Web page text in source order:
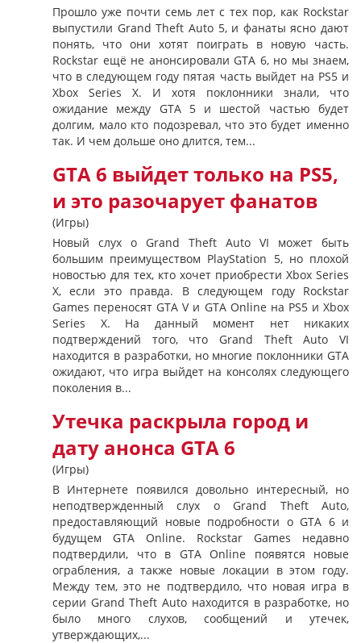
Прошло уже почти семь лет с тех пор, как Rockstar
выпустили Grand Theft Auto 5, и фанаты ясно дают
понять, что они хотят поиграть в новую часть.
Rockstar ещё не анонсировали GTA 6, но мы знаем,
что в следующем году пятая часть выйдет на PS5 и
Xbox Series X. И хотя поклонники знали, что
ожидание между GTA 5 и шестой частью будет
долгим, мало кто подозревал, что это будет именно
так. И чем дольше оно длится, тем...
GTA 6 выйдет только на PS5,
и это разочарует фанатов
(Игры)
Новый слух о Grand Theft Auto VI может быть
большим преимуществом PlayStation 5, но плохой
новостью для тех, кто хочет приобрести Xbox Series
X, если это правда. В следующем году Rockstar
Games переносят GTA V и GTA Online на PS5 и Xbox
Series X. На данный момент нет никаких
подтверждений того, что Grand Theft Auto VI
находится в разработки, но многие поклонники GTA
ожидают, что игра выйдет на консолях следующего
поколения в...
Утечка раскрыла город и
дату анонса GTA 6
(Игры)
В Интернете появился довольно интересный, но
неподтвержденный слух о Grand Theft Auto,
предоставляющий новые подробности о GTA 6 и
будущем GTA Online. Rockstar Games недавно
подтвердили, что в GTA Online появятся новые
ограбления, а также новые локации в этом году.
Между тем, это не подтвердило, что новая игра в
серии Grand Theft Auto находится в разработке, но
было много слухов, сообщений и утечек,
утверждающих,...